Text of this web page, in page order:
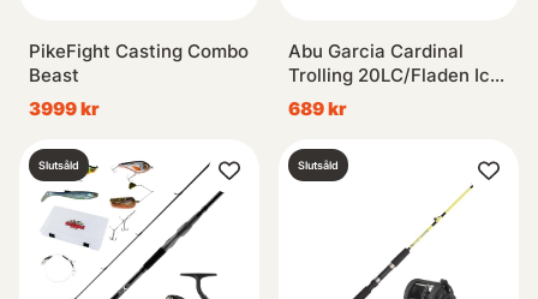
PikeFight Casting Combo
Beast
3999 kr
Abu Garcia Cardinal
Trolling 20LC/Fladen Ice
Pike 130cm Combo
Höger
689 kr
Slutsåld Slutsåld